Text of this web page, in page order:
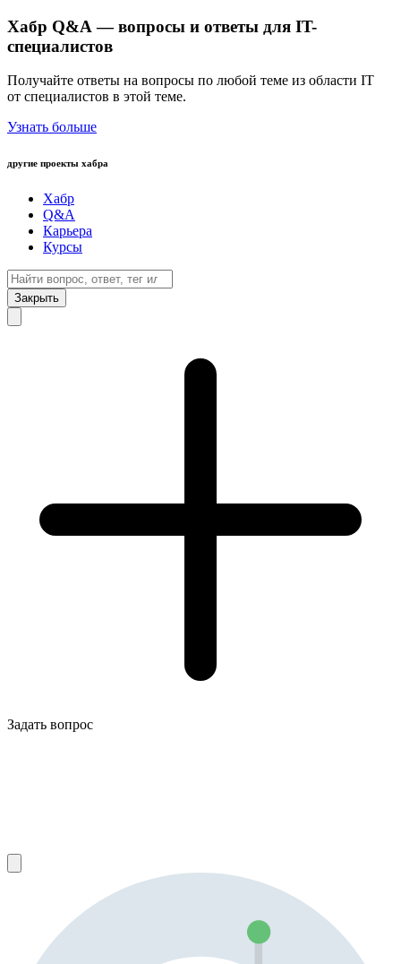
Хабр Q&A — вопросы и ответы для IT-
специалистов
Получайте ответы на вопросы по любой теме из области IT
от специалистов в этой теме.
Узнать больше
другие проекты хабра
Хабр
Q&A
Карьера
Курсы
Закрыть
Задать вопрос